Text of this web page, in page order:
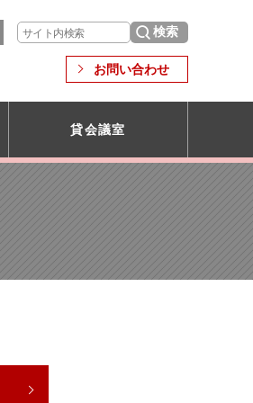
お問い合わせ
貸会議室